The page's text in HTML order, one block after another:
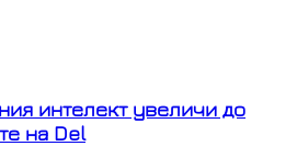
интелект увеличи до
на Del